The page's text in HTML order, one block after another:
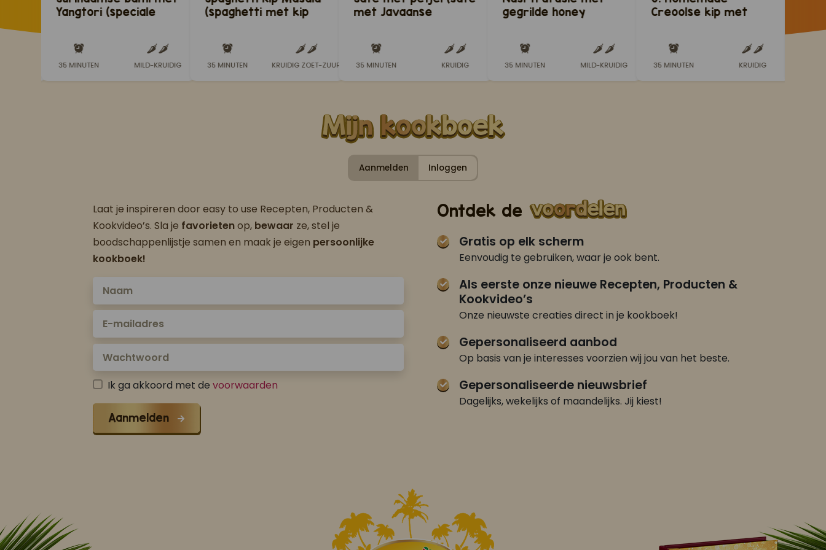
Yangtori (speciale
35 MINUTEN MILD-KRUIDIG
(spaghetti met kip
35 MINUTEN KRUIDIG ZOET-ZUUR
met Javaanse
35 MINUTEN KRUIDIG
gegrilde honey
35 MINUTEN MILD-KRUIDIG
Creoolse kip met
35 MINUTEN KRUIDIG
Aanmelden Inloggen
Laat je inspireren door easy to use Recepten, Producten &
Kookvideo’s. Sla je favorietenop, bewaar ze, stel je
boodschappenlijstje samen en maak je eigen persoonlijke
kookboek!
Ik ga akkoord met de voorwaarden
Aanmelden
Ontdek de
Gratis op elk scherm
Eenvoudig te gebruiken, waar je ook bent.
Als eerste onze nieuwe Recepten, Producten &
Kookvideo’s
Onze nieuwste creaties direct in je kookboek!
Gepersonaliseerd aanbod
Op basis van je interesses voorzien wij jou van het beste.
Gepersonaliseerde nieuwsbrief
Dagelijks, wekelijks of maandelijks. Jij kiest!